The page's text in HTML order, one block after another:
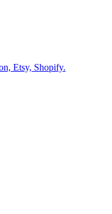
Etsy, Shopify.